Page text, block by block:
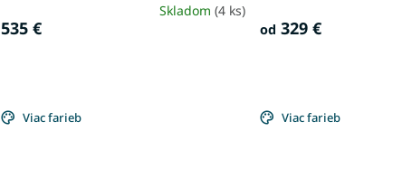
Skladom(4 ks)
535 €
od 329 €
Viac farieb Viac farieb